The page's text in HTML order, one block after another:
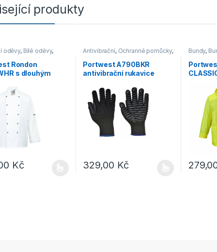
produkty
oděvy, Bílé oděvy,
Rondon
s dlouhým
Kč
má více variant. Možnosti lze vybrat na stránce produktu
Antivibrační, Ochranné pomůcky,
Pracovní rukavice
Portwest A790BKR
antivibrační rukavice
329,00 Kč
Tento produkt má více variant. Možnosti
Bundy,
Oděvy
Pracovní
deště
Tento